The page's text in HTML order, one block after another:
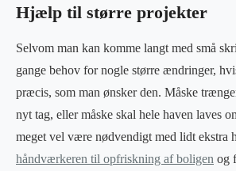
Hjælp til større projekter
Selvom man kan komme langt med små
gange behov for nogle større ændringer,
præcis, som man ønsker den. Måske
nyt tag, eller måske skal hele haven laves
meget vel være nødvendigt med lidt ekstra
håndværkeren til opfriskning af boligen og